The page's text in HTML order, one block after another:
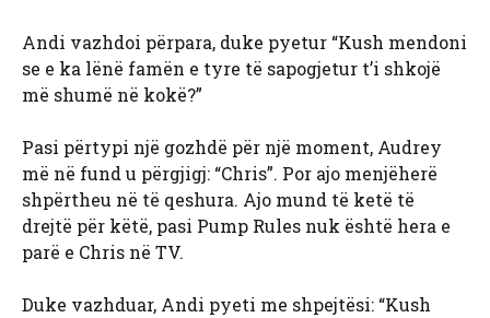
Andi vazhdoi përpara, duke pyetur “Kush mendoni
se e ka lënë famën e tyre të sapogjetur t’i shkojë
më shumë në kokë?”
Pasi përtypi një gozhdë për një moment, Audrey
më në fund u përgjigj: “Chris”. Por ajo menjëherë
shpërtheu në të qeshura. Ajo mund të ketë të
drejtë për këtë, pasi Pump Rules nuk është hera e
parë e Chris në TV.
Duke vazhduar, Andi pyeti me shpejtësi: “Kush